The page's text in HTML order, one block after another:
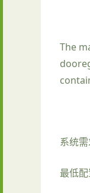
The
系统
最低配